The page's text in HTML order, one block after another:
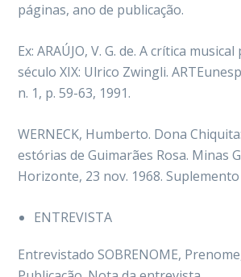
páginas, ano de publicação.
Ex: ARAÚJO, V. G. de. A crítica
século XIX: Ulrico Zwingli.
n. 1, p. 59-63, 1991.
WERNECK, Humberto. Dona
estórias de Guimarães Rosa. Minas
Horizonte, 23 nov. 1968.
ENTREVISTA
Entrevistado SOBRENOME,